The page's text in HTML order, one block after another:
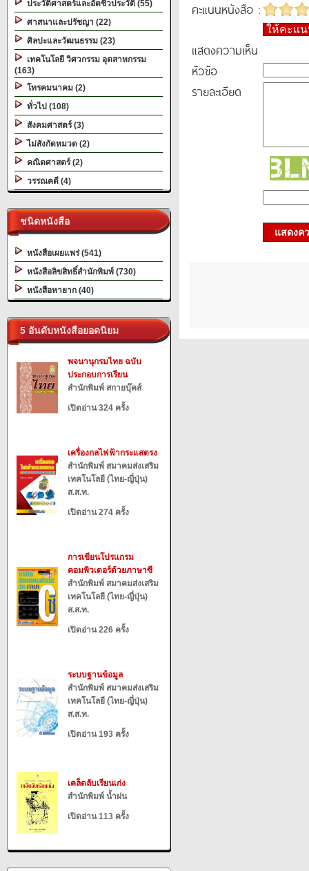
ประวัติศาสตร์และอัตชีวประวัติ (55)
ศาสนาและปรัชญา (22)
ศิลปะและวัฒนธรรม (23)
เทคโนโลยี วิศวกรรม อุตสาหกรรม
(163)
โทรคมนาคม (2)
ทั่วไป (108)
สังคมศาสตร์ (3)
ไม่สังกัดหมวด (2)
คณิตศาสตร์ (2)
วรรณคดี (4)
ชนิดหนังสือ
หนังสือเผยแพร่ (541)
หนังสือลิขสิทธิ์สำนักพิมพ์ (730)
หนังสือหายาก (40)
5 อันดับหนังสือยอดนิยม
พจนานุกรมไทย ฉบับ
ประกอบการเรียน
สำนักพิมพ์ สกายบุ๊คส์
เปิดอ่าน 324 ครั้ง
เครื่องกลไฟฟ้ากระแสตรง
สำนักพิมพ์ สมาคมส่งเสริม
เทคโนโลยี (ไทย-ญี่ปุ่น)
ส.ส.ท.
เปิดอ่าน 274 ครั้ง
การเขียนโปรแกรม
คอมพิวเตอร์ด้วยภาษาซี
สำนักพิมพ์ สมาคมส่งเสริม
เทคโนโลยี (ไทย-ญี่ปุ่น)
ส.ส.ท.
เปิดอ่าน 226 ครั้ง
ระบบฐานข้อมูล
สำนักพิมพ์ สมาคมส่งเสริม
เทคโนโลยี (ไทย-ญี่ปุ่น)
ส.ส.ท.
เปิดอ่าน 193 ครั้ง
เคล็ดลับเรียนเก่ง
สำนักพิมพ์ น้ำฝน
เปิดอ่าน 113 ครั้ง
คะแนนหนังสือ :
ให้คะแ
แสดงความเห็น
หัวข้อ
รายละเอียด
แสดงค